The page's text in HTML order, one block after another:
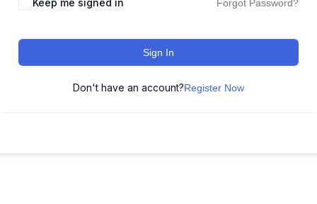
Keep me signed in Forgot Password?
Sign In
Don't have an account?Register Now